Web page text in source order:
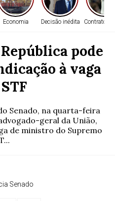
Economia Decisão inédita Contrato
pode
à vaga
Senado, na quarta-feira
geral da União,
de ministro do Supremo
Senado